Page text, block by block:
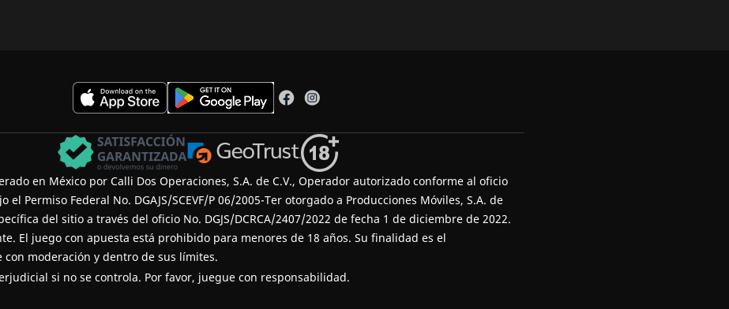
en México por Calli Dos Operaciones, S.A. de C.V., Operador autorizado conforme al oficio
el Permiso Federal No. DGAJS/SCEVF/P 06/2005-Ter otorgado a Producciones Móviles, S.A. de
del sitio a través del oficio No. DGJS/DCRCA/2407/2022 de fecha 1 de diciembre de 2022.
. El juego con apuesta está prohibido para menores de 18 años. Su finalidad es el
moderación y dentro de sus límites.
si no se controla. Por favor, juegue con responsabilidad.